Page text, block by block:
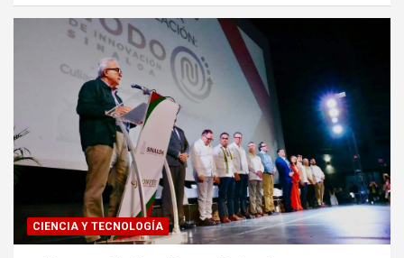
CIENCIA Y TECNOLOGÍA